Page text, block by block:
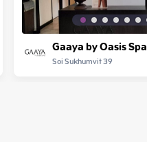
Gaaya by Oasis Spa
Soi Sukhumvit 39